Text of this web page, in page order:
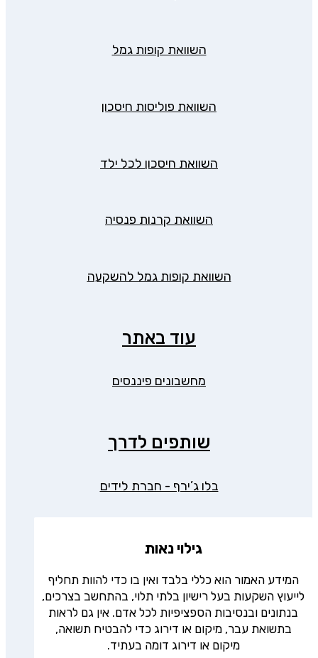
השוואת קופות גמל
השוואת פוליסות חיסכון
השוואת חיסכון לכל ילד
השוואת קרנות פנסיה
השוואת קופות גמל להשקעה
עוד באתר
מחשבונים פיננסים
שותפים לדרך
בלו ג’ירף - חברת לידים
גילוי נאות
המידע האמור הוא כללי בלבד ואין בו כדי להוות תחליף
לייעוץ השקעות בעל רישיון בלתי תלוי, בהתחשב בצרכים,
בנתונים ובנסיבות הספציפיות לכל אדם. אין גם לראות
בתשואת עבר, מיקום או דירוג כדי להבטיח תשואה,
מיקום או דירוג דומה בעתיד.